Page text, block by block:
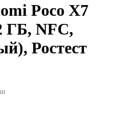
Poco X7
ГБ, NFC,
Ростест